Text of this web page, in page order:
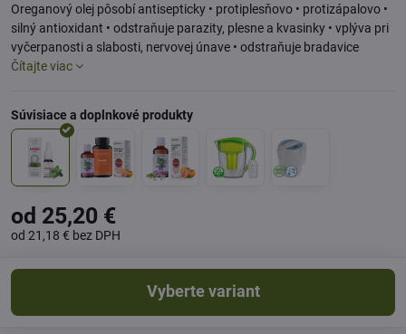
Oreganový olej pôsobí antisepticky • protiplesňovo • protizápalovo •
silný antioxidant • odstraňuje parazity, plesne a kvasinky • vplýva pri
vyčerpanosti a slabosti, nervovej únave • odstraňuje bradavice
Čítajte viac
od 25,20 €
od 21,18 € bez DPH
Vyberte variant